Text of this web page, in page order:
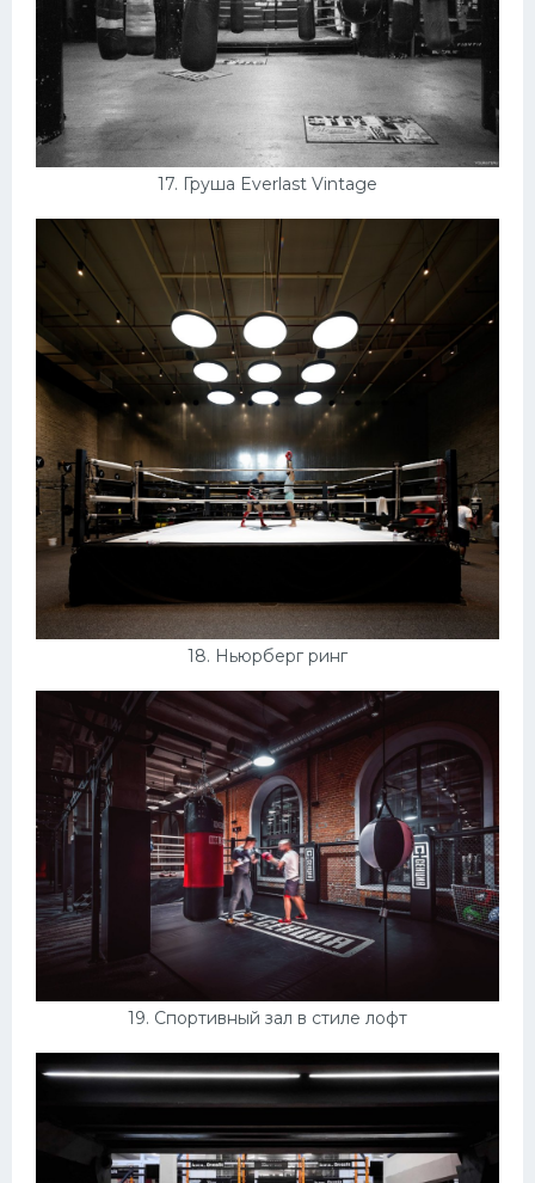
17. Груша Everlast Vintage
18. Ньюрберг ринг
19. Спортивный зал в стиле лофт